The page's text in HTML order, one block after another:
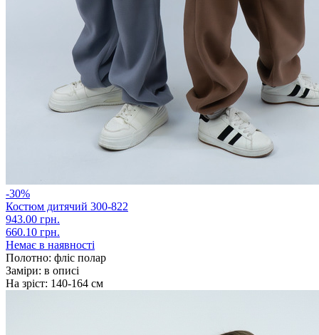
-30%
Костюм дитячий 300-822
943.00 грн.
660.10 грн.
Немає в наявності
Полотно: фліс полар
Заміри: в описі
На зріст: 140-164 см